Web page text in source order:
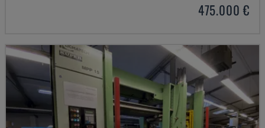
475.000 €